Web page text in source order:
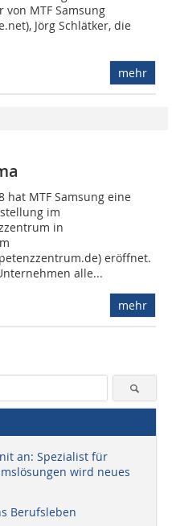
von MTF Samsung
Jörg Schlätker, die
mehr
hat MTF Samsung eine
im
in
eröffnet.
alle...
mehr
an: Spezialist für
wird neues
Berufsleben